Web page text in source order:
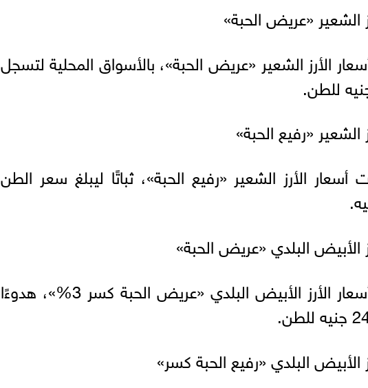
الشعير «عريض الحبة»
الأرز الشعير «عريض الحبة»، بالأسواق المحلية لتسجل
الشعير «رفيع الحبة»
الأرز الشعير «رفيع الحبة»، ثباتًا ليبلغ سعر الطن
الأبيض البلدي «عريض الحبة»
وسجلت أسعار الأرز الأبيض البلدي «عريض الحبة كسر 3%»، هدوءًا
الأبيض البلدي «رفيع الحبة كسر»